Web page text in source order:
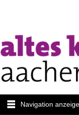
Navigation